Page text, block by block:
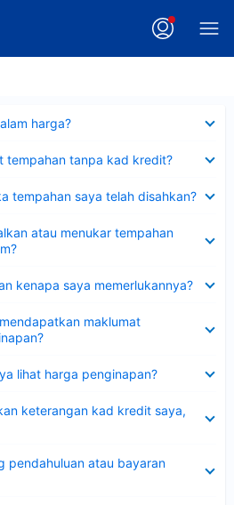
harga?
tempahan tanpa kad kredit?
tempahan saya telah disahkan?
atau menukar tempahan
kenapa saya memerlukannya?
maklumat
lihat harga penginapan?
keterangan kad kredit saya,
pendahuluan atau bayaran